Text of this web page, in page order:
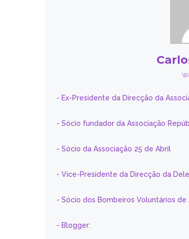
- Ex-Presidente da Direcção da
- Sócio fundador da Associação
- Sócio da Associação 25 de Abril
- Vice-Presidente da Direcção da
- Sócio dos Bombeiros Voluntários de
- Blogger: